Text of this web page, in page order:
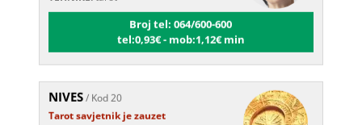
Broj tel: 064/600-600
tel:0,93€ - mob:1,12€ min
NIVES/ Kod 20
Tarot savjetnik je zauzet